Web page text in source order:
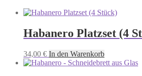
Habanero Platzset (4
34,00 € In den Warenkorb